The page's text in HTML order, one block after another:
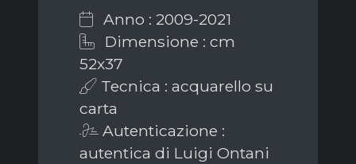
Anno : 2009-2021
Dimensione : cm
52x37
Tecnica : acquarello su
carta
Autenticazione :
autentica di Luigi Ontani